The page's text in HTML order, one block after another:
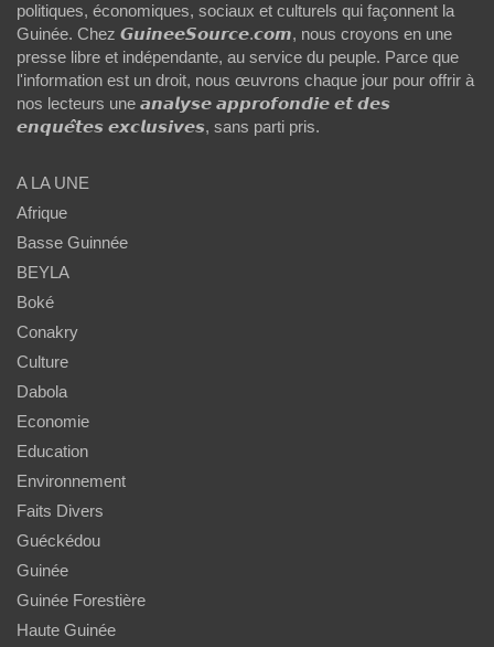
politiques, économiques, sociaux et culturels qui façonnent la
Guinée. Chez 𝙂𝙪𝙞𝙣𝙚𝙚𝙎𝙤𝙪𝙧𝙘𝙚.𝙘𝙤𝙢, nous croyons en une
presse libre et indépendante, au service du peuple. Parce que
l'information est un droit, nous œuvrons chaque jour pour offrir à
nos lecteurs une 𝙖𝙣𝙖𝙡𝙮𝙨𝙚 𝙖𝙥𝙥𝙧𝙤𝙛𝙤𝙣𝙙𝙞𝙚 𝙚𝙩 𝙙𝙚𝙨
𝙚𝙣𝙦𝙪𝙚̂𝙩𝙚𝙨 𝙚𝙭𝙘𝙡𝙪𝙨𝙞𝙫𝙚𝙨, sans parti pris.
A LA UNE
Afrique
Basse Guinnée
BEYLA
Boké
Conakry
Culture
Dabola
Economie
Education
Environnement
Faits Divers
Guéckédou
Guinée
Guinée Forestière
Haute Guinée